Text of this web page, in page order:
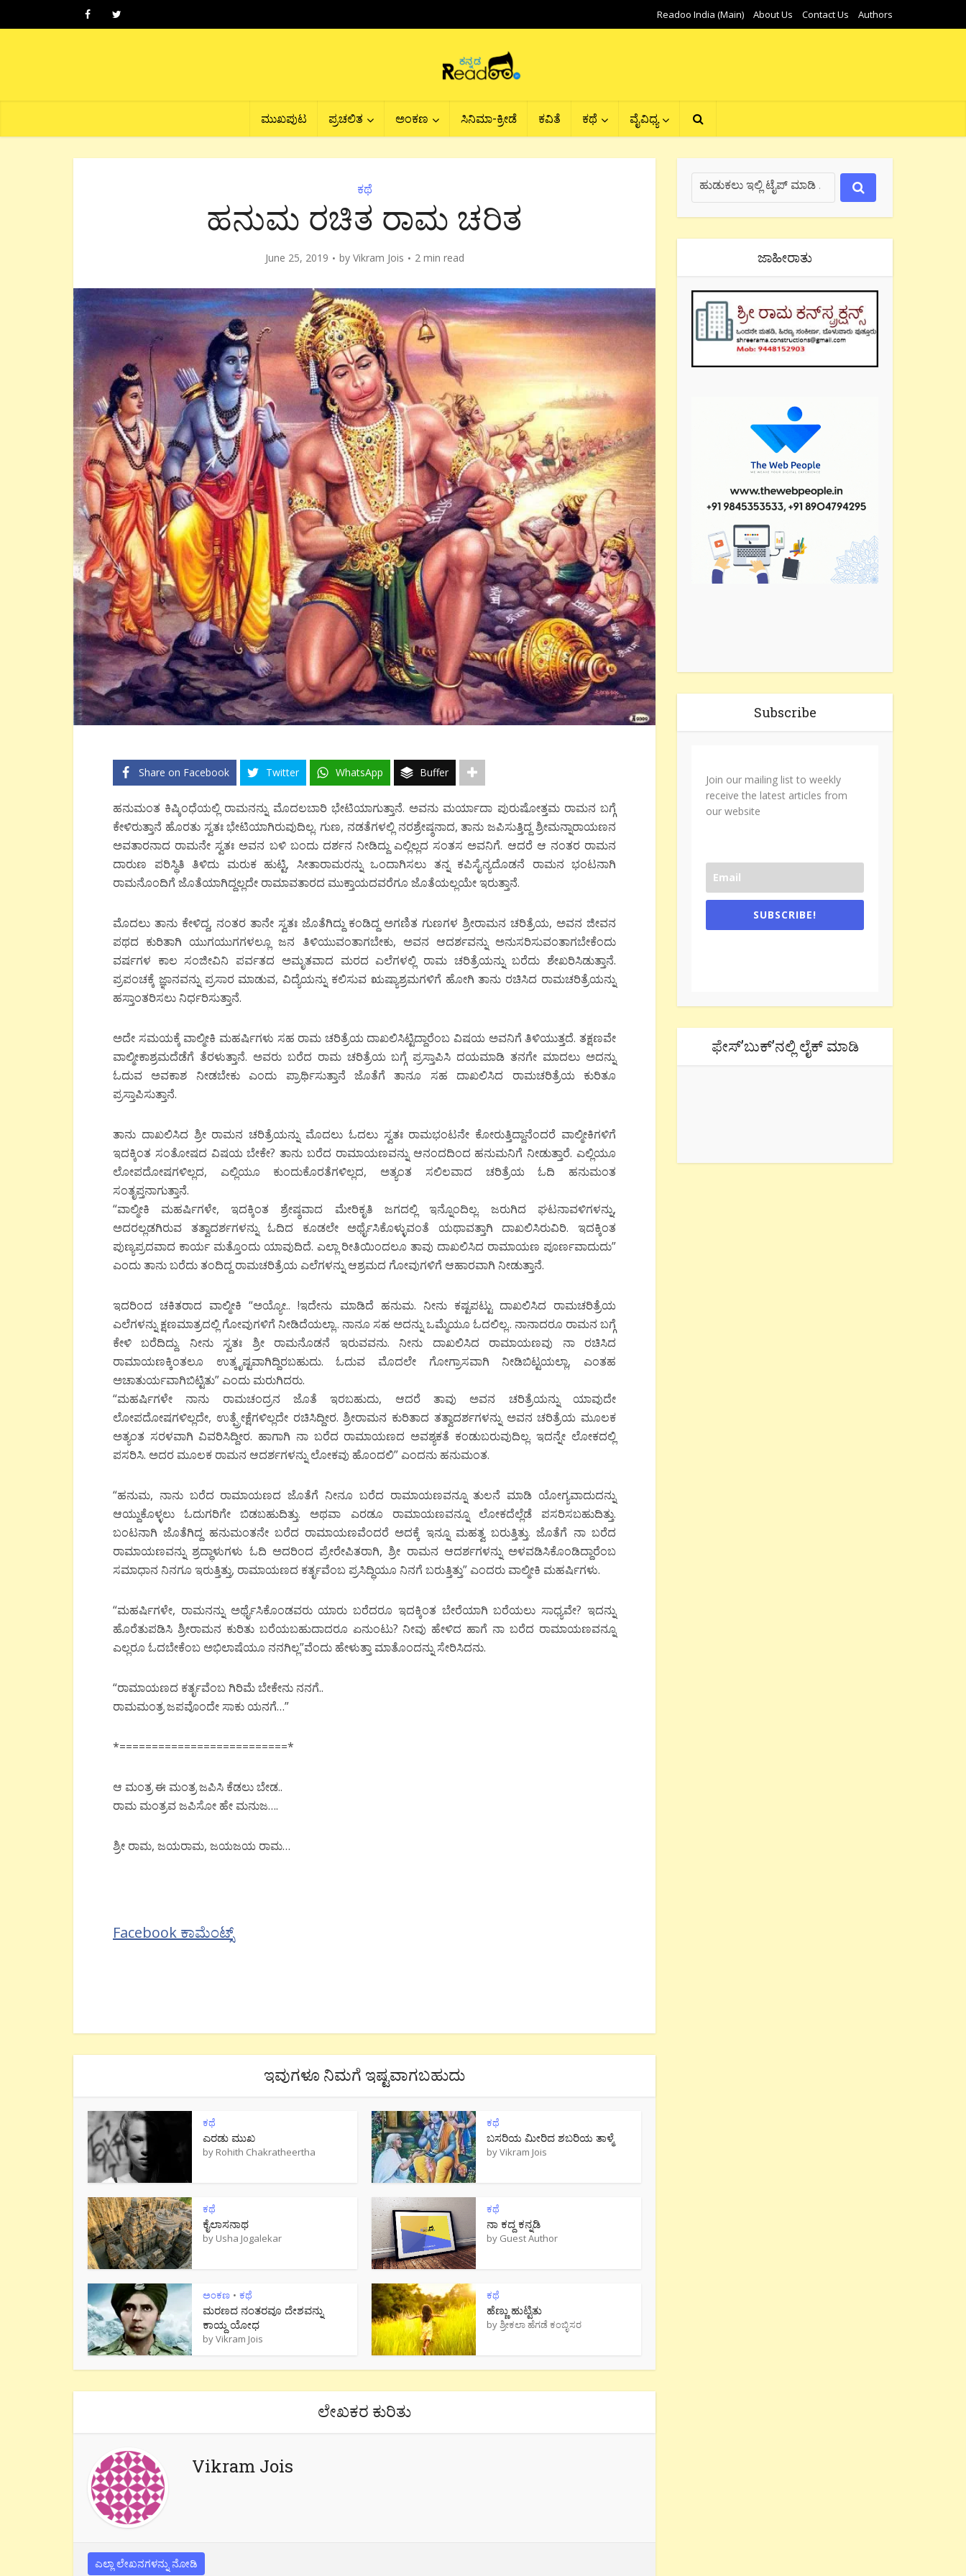
Readoo India (Main) About Us Contact Us Authors
ಮುಖಪುಟ ಪ್ರಚಲಿತ ಅಂಕಣ ಸಿನಿಮಾ-ಕ್ರೀಡೆ ಕವಿತೆ ಕಥೆ ವೈವಿಧ್ಯ
ಕಥೆ
ಹನುಮ ರಚಿತ ರಾಮ‌ ಚರಿತ
June 25, 2019 by Vikram Jois 2 min read
Share on Facebook Twitter WhatsApp Buffer
ಹನುಮಂತ ಕಿಷ್ಕಿಂಧೆಯಲ್ಲಿ ರಾಮನನ್ನು ಮೊದಲಬಾರಿ ಭೇಟಿಯಾಗುತ್ತಾನೆ. ಅವನು ಮರ್ಯಾದಾ ಪುರುಷೋತ್ತಮ ರಾಮನ ಬಗ್ಗೆ
ಕೇಳಿರುತ್ತಾನೆ ಹೊರತು ಸ್ವತಃ ಭೇಟಿಯಾಗಿರುವುದಿಲ್ಲ. ಗುಣ, ನಡತೆಗಳಲ್ಲಿ ನರಶ್ರೇಷ್ಠನಾದ, ತಾನು ಜಪಿಸುತ್ತಿದ್ದ ಶ್ರೀಮನ್ನಾರಾಯಣನ
ಅವತಾರನಾದ ರಾಮ‌ನೇ ಸ್ವತಃ ಅವನ ಬಳಿ ಬಂದು ದರ್ಶನ ನೀಡಿದ್ದು ಎಲ್ಲಿಲ್ಲದ ಸಂತಸ ಅವನಿಗೆ. ಆದರೆ ಆ ನಂತರ ರಾಮನ
ದಾರುಣ ಪರಿಸ್ಥಿತಿ ತಿಳಿದು ಮರುಕ ಹುಟ್ಟಿ, ಸೀತಾರಾಮರನ್ನು ಒಂದಾಗಿಸಲು ತನ್ನ ಕಪಿಸೈನ್ಯದೊಡನೆ ರಾಮನ ಭಂಟನಾಗಿ
ರಾಮನೊಂದಿಗೆ ಜೊತೆಯಾಗಿದ್ದಲ್ಲದೇ ರಾಮಾವತಾರದ ಮುಕ್ತಾಯದವರೆಗೂ ಜೊತೆಯಲ್ಲಯೇ ಇರುತ್ತಾನೆ.
ಮೊದಲು ತಾನು ಕೇಳಿದ್ದ, ನಂತರ ತಾನೇ ಸ್ವತಃ ಜೊತೆಗಿದ್ದು ಕಂಡಿದ್ದ ಅಗಣಿತ ಗುಣಗಳ‌ ಶ್ರೀರಾಮನ ಚರಿತ್ರೆಯ, ಅವನ ಜೀವನ‌
ಪಥದ ಕುರಿತಾಗಿ ಯುಗಯುಗಗಳಲ್ಲೂ ಜನ ತಿಳಿಯುವಂತಾಗಬೇಕು, ಅವನ ಆದರ್ಶವನ್ನು ಅನುಸರಿಸುವಂತಾಗಬೇಕೆಂದು
ವರ್ಷಗಳ ಕಾಲ ಸಂಜೀವಿನಿ ಪರ್ವತದ ಅಮೃತವಾದ ಮರದ ಎಲೆಗಳಲ್ಲಿ ರಾಮ ಚರಿತ್ರೆಯನ್ನು ಬರೆದು ಶೇಖರಿಸಿಡುತ್ತಾನೆ.
ಪ್ರಪಂಚಕ್ಕೆ ಜ್ಞಾನವನ್ನು ಪ್ರಸಾರ ಮಾಡುವ, ವಿದ್ಯೆಯನ್ನು ಕಲಿಸುವ ಋಷ್ಯಾಶ್ರಮಗಳಿಗೆ ಹೋಗಿ ತಾನು ರಚಿಸಿದ ರಾಮಚರಿತ್ರೆಯನ್ನು
ಹಸ್ತಾಂತರಿಸಲು ನಿರ್ಧರಿಸುತ್ತಾನೆ.
ಅದೇ ಸಮಯಕ್ಕೆ ವಾಲ್ಮೀಕಿ‌ ಮಹರ್ಷಿಗಳು ಸಹ ರಾಮ ಚರಿತ್ರೆಯ ದಾಖಲಿಸಿಟ್ಟಿದ್ದಾರೆಂಬ ವಿಷಯ ಅವನಿಗೆ ತಿಳಿಯುತ್ತದೆ. ತಕ್ಷಣವೇ
ವಾಲ್ಮೀಕಾಶ್ರಮದೆಡೆಗೆ ತೆರಳುತ್ತಾನೆ. ಅವರು ಬರೆದ ರಾಮ ಚರಿತ್ರೆಯ ಬಗ್ಗೆ ಪ್ರಸ್ತಾಪಿಸಿ ದಯಮಾಡಿ ತನಗೇ ಮಾದಲು ಅದನ್ನು
ಓದುವ ಅವಕಾಶ ನೀಡಬೇಕು ಎಂದು ಪ್ರಾರ್ಥಿಸುತ್ತಾನೆ ಜೊತೆಗೆ ತಾನೂ ಸಹ ದಾಖಲಿಸಿದ ರಾಮಚರಿತ್ರೆಯ ಕುರಿತೂ
ಪ್ರಸ್ತಾಪಿಸುತ್ತಾನೆ.
ತಾನು ದಾಖಲಿಸಿದ ಶ್ರೀ ರಾಮನ ಚರಿತ್ರೆಯನ್ನು ಮೊದಲು ಓದಲು ಸ್ವತಃ ರಾಮಭಂಟನೇ ಕೋರುತ್ತಿದ್ದಾನೆಂದರೆ ವಾಲ್ಮೀಕಿಗಳಿಗೆ
ಇದಕ್ಕಿಂತ ಸಂತೋಷದ ವಿಷಯ ಬೇಕೇ? ತಾನು ಬರೆದ ರಾಮಾಯಣವನ್ನು ಆನಂದದಿಂದ ಹನುಮನಿಗೆ ನೀಡುತ್ತಾರೆ. ಎಲ್ಲಿಯೂ
ಲೋಪದೋಷಗಳಿಲ್ಲದ, ಎಲ್ಲಿಯೂ ಕುಂದುಕೊರತೆಗಳಿಲ್ಲದ, ಅತ್ಯಂತ ಸಲಿಲವಾದ ಚರಿತ್ರೆಯ ಓದಿ ಹನುಮಂತ
ಸಂತೃಪ್ತನಾಗುತ್ತಾನೆ.
“ವಾಲ್ಮೀಕಿ ಮಹರ್ಷಿಗಳೇ, ಇದಕ್ಕಿಂತ ಶ್ರೇಷ್ಠವಾದ ಮೇರಿಕೃತಿ ಜಗದಲ್ಲಿ ಇನ್ನೊಂದಿಲ್ಲ. ಜರುಗಿದ ಘಟನಾವಳಿಗಳನ್ನು,
ಅದರಲ್ಲಡಗಿರುವ ತತ್ವಾದರ್ಶಗಳನ್ನು ಓದಿದ ಕೂಡಲೇ ಅರ್ಥೈಸಿಕೊಳ್ಳುವಂತೆ ಯಥಾವತ್ತಾಗಿ ದಾಖಲಿಸಿರುವಿರಿ. ಇದಕ್ಕಿಂತ
ಪುಣ್ಯಪ್ರದವಾದ ಕಾರ್ಯ ಮತ್ತೊಂದು ಯಾವುದಿದೆ. ಎಲ್ಲಾ ರೀತಿಯಿಂದಲೂ ತಾವು ದಾಖಲಿಸಿದ ರಾಮಾಯಣ ಪೂರ್ಣವಾದುದು”
ಎಂದು ತಾನು ಬರೆದು ತಂದಿದ್ದ ರಾಮಚರಿತ್ರೆಯ ಎಲೆಗಳನ್ನು ಆಶ್ರಮದ ಗೋವುಗಳಿಗೆ ಆಹಾರವಾಗಿ ನೀಡುತ್ತಾನೆ.
ಇದರಿಂದ ಚಕಿತರಾದ ವಾಲ್ಮೀಕಿ “ಅಯ್ಯೋ.. !ಇದೇನು ಮಾಡಿದೆ ಹನುಮ. ನೀನು ಕಷ್ಟಪಟ್ಟು ದಾಖಲಿಸಿದ ರಾಮಚರಿತ್ರೆಯ
ಎಲೆಗಳನ್ನು ಕ್ಷಣಮಾತ್ರದಲ್ಲಿ ಗೋವುಗಳಿಗೆ ನೀಡಿದೆಯಲ್ಲಾ.. ನಾನೂ ಸಹ ಅದನ್ನು ಒಮ್ಮೆಯೂ ಓದಲಿಲ್ಲ.. ನಾನಾದರೂ ರಾಮನ ಬಗ್ಗೆ
ಕೇಳಿ ಬರೆದಿದ್ದು. ನೀನು ಸ್ವತಃ ಶ್ರೀ ರಾಮನೊಡನೆ ಇರುವವನು. ನೀನು ದಾಖಲಿಸಿದ ರಾಮಾಯಣವು ನಾ ರಚಿಸಿದ
ರಾಮಾಯಣಕ್ಕಿಂತಲೂ ಉತ್ಕೃಷ್ಟವಾಗಿದ್ದಿರಬಹುದು. ಓದುವ ಮೊದಲೇ ಗೋಗ್ರಾಸವಾಗಿ ನೀಡಿಬಿಟ್ಟಯಲ್ಲಾ, ಎಂತಹ
ಅಚಾತುರ್ಯವಾಗಿಬಿಟ್ಟಿತು” ಎಂದು ಮರುಗಿದರು.
“ಮಹರ್ಷಿಗಳೇ ನಾನು ರಾಮಚಂದ್ರನ ಜೊತೆ ಇರಬಹುದು, ಆದರೆ ತಾವು ಅವನ ಚರಿತ್ರೆಯನ್ನು ಯಾವುದೇ
ಲೋಪದೋಷಗಳಿಲ್ಲದೇ, ಉತ್ಪ್ರೇಕ್ಷೆಗಳಿಲ್ಲದೇ ರಚಿಸಿದ್ದೀರ. ಶ್ರೀರಾಮನ ಕುರಿತಾದ ತತ್ವಾದರ್ಶಗಳನ್ನು ಅವನ ಚರಿತ್ರೆಯ ಮೂಲಕ
ಅತ್ಯಂತ ಸರಳವಾಗಿ ವಿವರಿಸಿದ್ದೀರ. ಹಾಗಾಗಿ ನಾ ಬರೆದ ರಾಮಾಯಣದ ಅವಶ್ಯಕತೆ ಕಂಡುಬರುವುದಿಲ್ಲ. ಇದನ್ನೇ ಲೋಕದಲ್ಲಿ
ಪಸರಿಸಿ. ಅದರ ಮೂಲಕ ರಾಮನ ಆದರ್ಶಗಳನ್ನು ಲೋಕವು ಹೊಂದಲಿ” ಎಂದನು ಹನುಮಂತ.
“ಹನುಮ, ನಾನು ಬರೆದ ರಾಮಾಯಣದ ಜೊತೆಗೆ ನೀನೂ ಬರೆದ ರಾಮಾಯಣವನ್ನೂ ತುಲನೆ ಮಾಡಿ ಯೋಗ್ಯವಾದುದನ್ನು
ಆಯ್ದುಕೊಳ್ಳಲು ಓದುಗರಿಗೇ ಬಿಡಬಹುದಿತ್ತು. ಅಥವಾ ಎರಡೂ ರಾಮಾಯಣವನ್ನೂ ಲೋಕದೆಲ್ಲೆಡೆ ಪಸರಿಸಬಹುದಿತ್ತು.
ಬಂಟನಾಗಿ ಜೊತೆಗಿದ್ದ ಹನುಮಂತನೇ ಬರೆದ ರಾಮಾಯಣವೆಂದರೆ ಅದಕ್ಕೆ ಇನ್ನೂ ಮಹತ್ವ ಬರುತ್ತಿತ್ತು. ಜೊತೆಗೆ ನಾ ಬರೆದ
ರಾಮಾಯಣವನ್ನು ಶ್ರದ್ಧಾಳುಗಳು ಓದಿ ಅದರಿಂದ ಪ್ರೇರೇಪಿತರಾಗಿ, ಶ್ರೀ ರಾಮನ ಆದರ್ಶಗಳನ್ನು ಅಳವಡಿಸಿಕೊಂಡಿದ್ದಾರೆಂಬ
ಸಮಾಧಾನ ನಿನಗೂ ಇರುತ್ತಿತ್ತು‌‌, ರಾಮಾಯಣದ ಕರ್ತೃವೆಂಬ ಪ್ರಸಿದ್ಧಿಯೂ ನಿನಗೆ ಬರುತ್ತಿತ್ತು” ಎಂದರು ವಾಲ್ಮೀಕಿ ಮಹರ್ಷಿಗಳು.
“ಮಹರ್ಷಿಗಳೇ, ರಾಮನನ್ನು ಅರ್ಥೈಸಿಕೊಂಡವರು ಯಾರು ಬರೆದರೂ ಇದಕ್ಕಿಂತ ಬೇರೆಯಾಗಿ ಬರೆಯಲು ಸಾಧ್ಯವೇ? ಇದನ್ನು
ಹೊರೆತುಪಡಿಸಿ ಶ್ರೀರಾಮನ ಕುರಿತು ಬರೆಯಬಹುದಾದರೂ ಏನುಂಟು? ನೀವು ಹೇಳಿದ ಹಾಗೆ ನಾ ಬರೆದ ರಾಮಾಯಣವನ್ನೂ
ಎಲ್ಲರೂ ಓದಬೇಕೆಂಬ ಅಭಿಲಾಷೆಯೂ ನನಗಿಲ್ಲ”ವೆಂದು ಹೇಳುತ್ತಾ ಮಾತೊಂದನ್ನು ಸೇರಿಸಿದನು.
“ರಾಮಾಯಣದ ಕರ್ತೃವೆಂಬ ಗಿರಿಮೆ ಬೇಕೇನು ನನಗೆ..
ರಾಮಮಂತ್ರ ಜಪವೊಂದೇ ಸಾಕು ಯನಗೆ…”
*==========================*
ಆ ಮಂತ್ರ ಈ ಮಂತ್ರ ಜಪಿಸಿ ಕೆಡಲು ಬೇಡ..
ರಾಮ ಮಂತ್ರವ ಜಪಿಸೋ ಹೇ ಮನುಜ….
ಶ್ರೀ ರಾಮ, ಜಯರಾಮ, ಜಯಜಯ ರಾಮ…
Facebook ಕಾಮೆಂಟ್ಸ್
ಇವುಗಳೂ ನಿಮಗೆ ಇಷ್ಟವಾಗಬಹುದು
ಕಥೆ
ಎರಡು ಮುಖ
by Rohith Chakratheertha
ಕಥೆ
ಬಸರಿಯ ಮೀರಿದ ಶಬರಿಯ ತಾಳ್ಮೆ
byVikram Jois
ಕಥೆ
ಕೈಲಾಸನಾಥ
by Usha Jogalekar
ಕಥೆ
ನಾ ಕದ್ದ ಕನ್ನಡಿ
by Guest Author
ಅಂಕಣ • ಕಥೆ
ಮರಣದ ನಂತರವೂ ದೇಶವನ್ನು
ಕಾಯ್ದ ಯೋಧ
byVikram Jois
ಕಥೆ
ಹೆಣ್ಣು ಹುಟ್ಟಿತು
byಶ್ರೀಕಲಾ ಹೆಗಡೆ ಕಂಬ್ಳಿಸರ
ಲೇಖಕರ ಕುರಿತು
Vikram Jois
ಎಲ್ಲಾ ಲೇಖನಗಳನ್ನು ನೋಡಿ
ಜಾಹೀರಾತು
Subscribe
Join our mailing list to weekly
receive the latest articles from
our website
SUBSCRIBE!
ಫೇಸ್’ಬುಕ್’ನಲ್ಲಿ ಲೈಕ್ ಮಾಡಿ